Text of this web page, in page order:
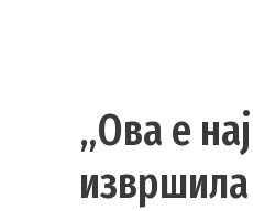
„Ова е
извршила